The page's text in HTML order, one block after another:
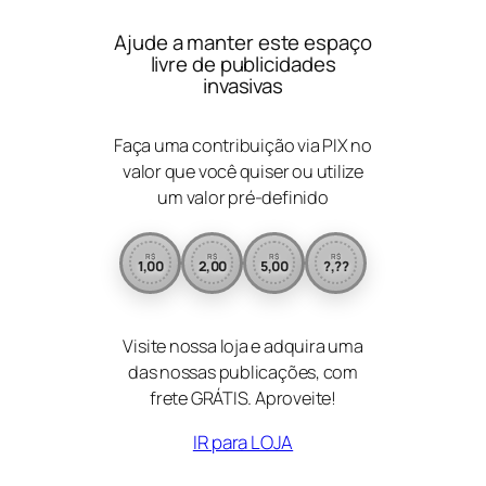
Ajude a manter este espaço
livre de publicidades
invasivas
Faça uma contribuição via PIX no
valor que você quiser ou utilize
um valor pré-definido
R$
1,00
R$
2,00
R$
5,00
R$
?,??
Visite nossa loja e adquira uma
das nossas publicações, com
frete GRÁTIS. Aproveite!
IR para LOJA